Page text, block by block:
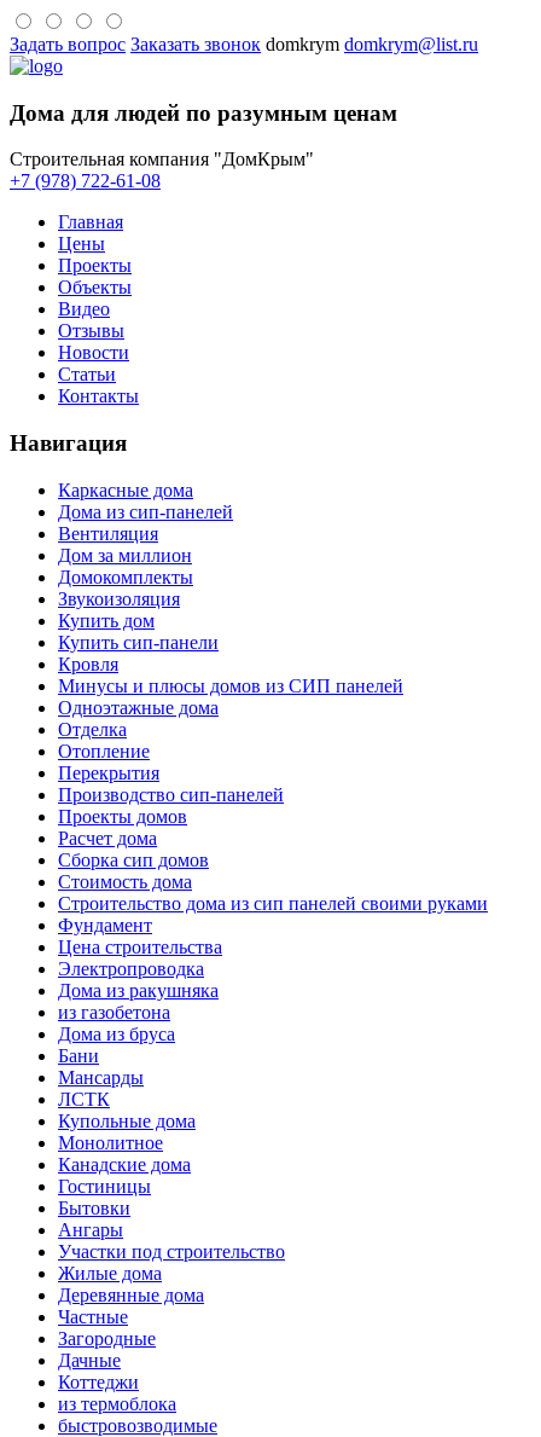
Задать вопрос Заказать звонок domkrym domkrym@list.ru
Дома для людей по разумным ценам
Строительная компания "ДомКрым"
+7 (978) 722-61-08
Главная
Цены
Проекты
Объекты
Видео
Отзывы
Новости
Статьи
Контакты
Навигация
Каркасные дома
Дома из сип-панелей
Вентиляция
Дом за миллион
Домокомплекты
Звукоизоляция
Купить дом
Купить сип-панели
Кровля
Минусы и плюсы домов из СИП панелей
Одноэтажные дома
Отделка
Отопление
Перекрытия
Производство сип-панелей
Проекты домов
Расчет дома
Сборка сип домов
Стоимость дома
Строительство дома из сип панелей своими руками
Фундамент
Цена строительства
Электропроводка
Дома из ракушняка
из газобетона
Дома из бруса
Бани
Мансарды
ЛСТК
Купольные дома
Монолитное
Канадские дома
Гостиницы
Бытовки
Ангары
Участки под строительство
Жилые дома
Деревянные дома
Частные
Загородные
Дачные
Коттеджи
из термоблока
быстровозводимые